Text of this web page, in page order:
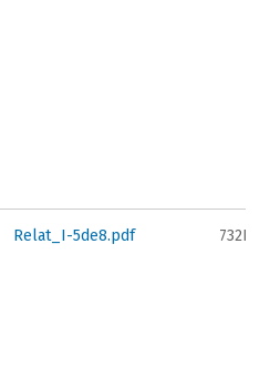
Relat_I-5de8.pdf 732KB